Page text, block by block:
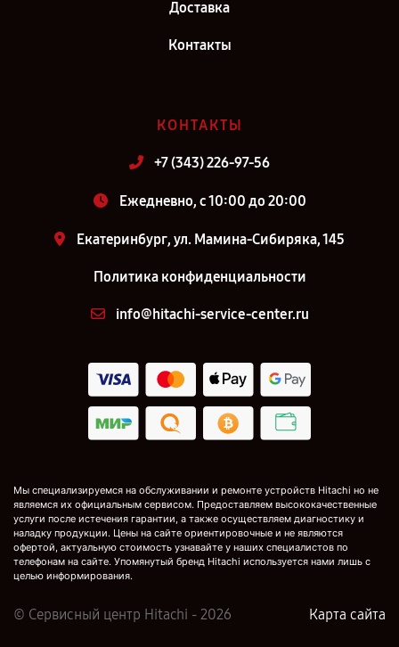
Доставка
Контакты
КОНТАКТЫ
+7 (343) 226-97-56
Ежедневно, с 10:00 до 20:00
Екатеринбург, ул. Мамина-Сибиряка, 145
Политика конфиденциальности
info@hitachi-service-center.ru
Мы специализируемся на обслуживании и ремонте устройств Hitachi но не
являемся их официальным сервисом. Предоставляем высококачественные
услуги после истечения гарантии, а также осуществляем диагностику и
наладку продукции. Цены на сайте ориентировочные и не являются
офертой, актуальную стоимость узнавайте у наших специалистов по
телефонам на сайте. Упомянутый бренд Hitachi используется нами лишь с
целью информирования.
© Сервисный центр Hitachi - 2026 Карта сайта